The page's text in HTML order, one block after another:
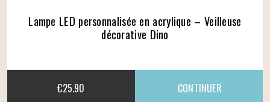
Lampe LED personnalisée en acrylique – Veilleuse
décorative Dino
€25.90